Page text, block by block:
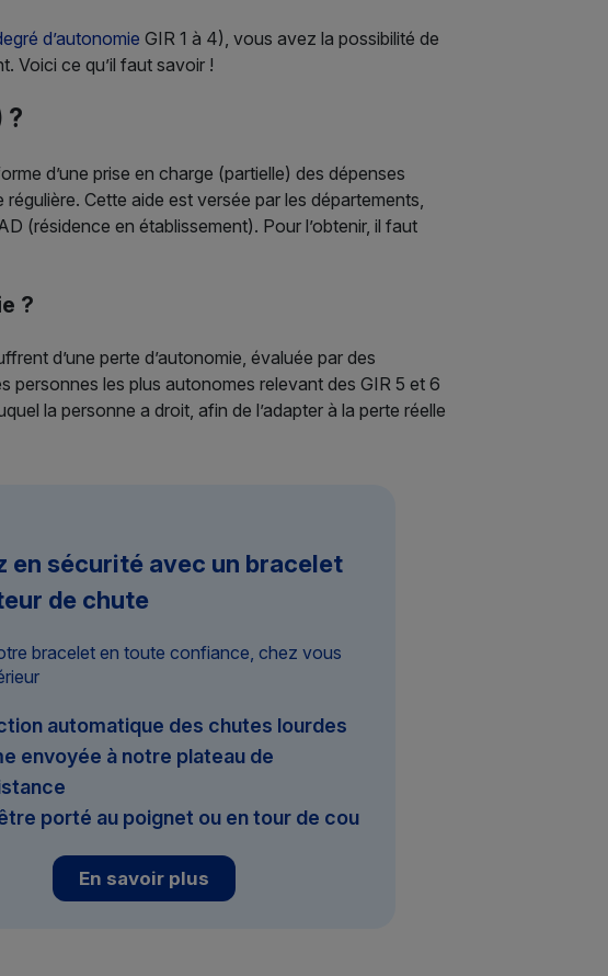
d’autonomie GIR 1 à 4), vous avez la possibilité de
Voici ce qu’il faut savoir !
?
d’une prise en charge (partielle) des dépenses
Cette aide est versée par les départements,
(résidence en établissement). Pour l’obtenir, il faut
?
d’une perte d’autonomie, évaluée par des
les plus autonomes relevant des GIR 5 et 6
la personne a droit, afin de l’adapter à la perte réelle
en sécurité avec un bracelet
de chute
bracelet en toute confiance, chez vous
automatique des chutes lourdes
envoyée à notre plateau de
porté au poignet ou en tour de cou
En savoir plus